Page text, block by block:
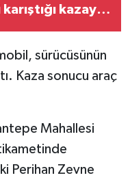
kazayı
sürücüsünün
Kaza sonucu araç
Mahallesi
Perihan Zevne